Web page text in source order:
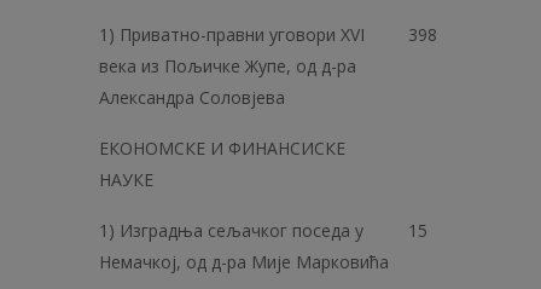
1) Приватно-правни уговори XVI
века из Пољичке Жупе, од д-ра
Александра Соловјева
398
ЕКОНОМСКЕ И ФИНАНСИСКЕ
НАУКЕ
1) Изградња сељачког поседа у
Немачкој, од д-ра Мије Марковића
15